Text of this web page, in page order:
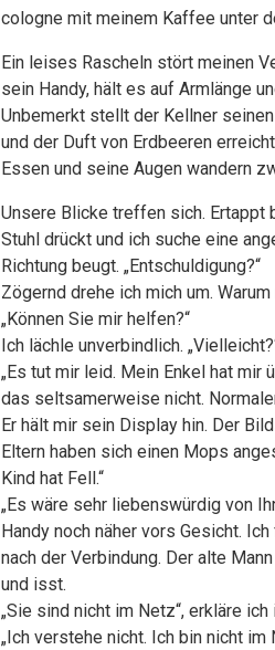
cologne mit meinem Kaffee unter
Ein leises Rascheln stört meinen
sein Handy, hält es auf Armlänge
Unbemerkt stellt der Kellner
und der Duft von Erdbeeren
Essen und seine Augen wandern
Unsere Blicke treffen sich. Ertappt
Stuhl drückt und ich suche eine
Richtung beugt. „Entschuldigung?“
Zögernd drehe ich mich um.
„Können Sie mir helfen?“
Ich lächle unverbindlich.
„Es tut mir leid. Mein Enkel hat
das seltsamerweise nicht.
Er hält mir sein Display hin. Der
Eltern haben sich einen Mops
Kind hat Fell.“
„Es wäre sehr liebenswürdig von
Handy noch näher vors Gesicht.
nach der Verbindung. Der alte
und isst.
„Sie sind nicht im Netz“, erkläre
„Ich verstehe nicht. Ich bin nicht im